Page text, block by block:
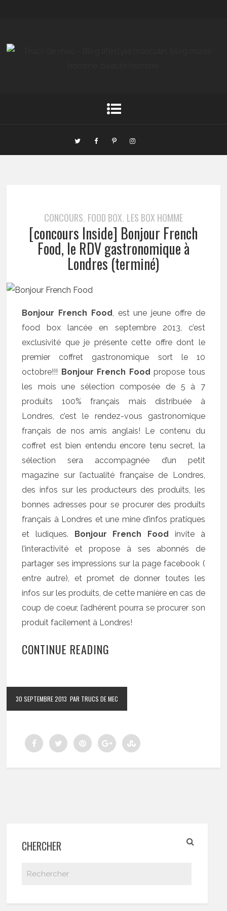
CONCOURS, FOOD BOX, LES BOX HOMME
[concours Inside] Bonjour French
Food, le RDV gastronomique à
Londres (terminé)
Bonjour French Food, est une jeune offre de
food box lancée en septembre 2013, c’est
exclusivité que je présente cette offre dont le
premier coffret gastronomique sort le 10
octobre!!! Bonjour French Food propose tous
les mois une sélection composée de 5 à 7
produits 100% français mais distribuée à
Londres, c’est le rendez-vous gastronomique
français de nos amis anglais! Le contenu du
coffret est bien entendu encore tenu secret, la
sélection sera accompagnée d’un petit
magazine sur l’actualité française de Londres,
des infos sur les producteurs des produits, les
bonnes adresses pour se procurer des produits
français à Londres et une mine d’infos pratiques
et ludiques. Bonjour French Food invite à
l’interactivité et propose à ses abonnés de
partager ses impressions sur la page facebook (
entre autre), et promet de donner toutes les
infos sur les produits, de cette manière en cas de
coup de coeur, l’adhérent pourra se procurer son
produit facilement à Londres!
CONTINUE READING
30 SEPTEMBRE 2013 PAR TRUCS DE MEC
CHERCHER